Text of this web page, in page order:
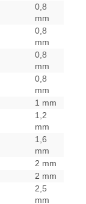
0,8
mm
0,8
mm
0,8
mm
0,8
mm
1 mm
1,2
mm
1,6
mm
2 mm
2 mm
2,5
mm